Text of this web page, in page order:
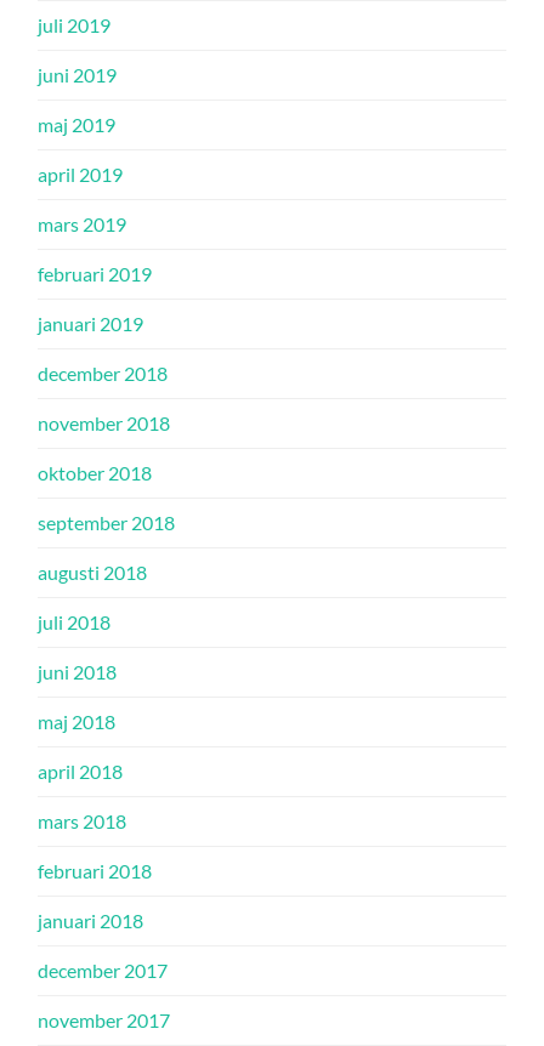
juli 2019
juni 2019
maj 2019
april 2019
mars 2019
februari 2019
januari 2019
december 2018
november 2018
oktober 2018
september 2018
augusti 2018
juli 2018
juni 2018
maj 2018
april 2018
mars 2018
februari 2018
januari 2018
december 2017
november 2017